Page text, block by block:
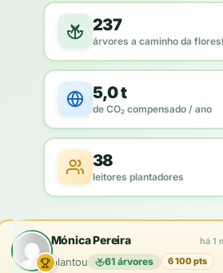
237
árvores a caminho da
5,0 t
de CO₂ compensado / ano
38
leitores plantadores
Mónica Pereira há 1
plantou 61 árvores 6 100 pts